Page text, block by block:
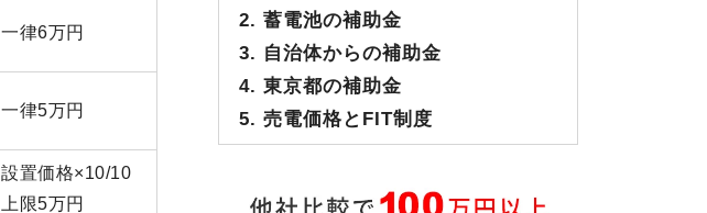
一律6万円
一律5万円
設置価格×10/10
上限5万円
2. 蓄電池の補助金
3. 自治体からの補助金
4. 東京都の補助金
5. 売電価格とFIT制度